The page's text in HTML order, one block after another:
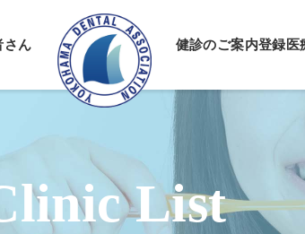
さん 健診のご案内登録医